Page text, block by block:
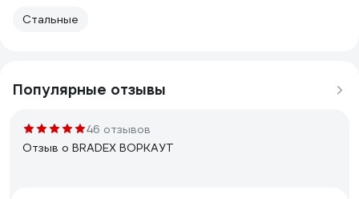
Стальные
Популярные отзывы
46 отзывов
Отзыв о BRADEX ВОРКАУТ